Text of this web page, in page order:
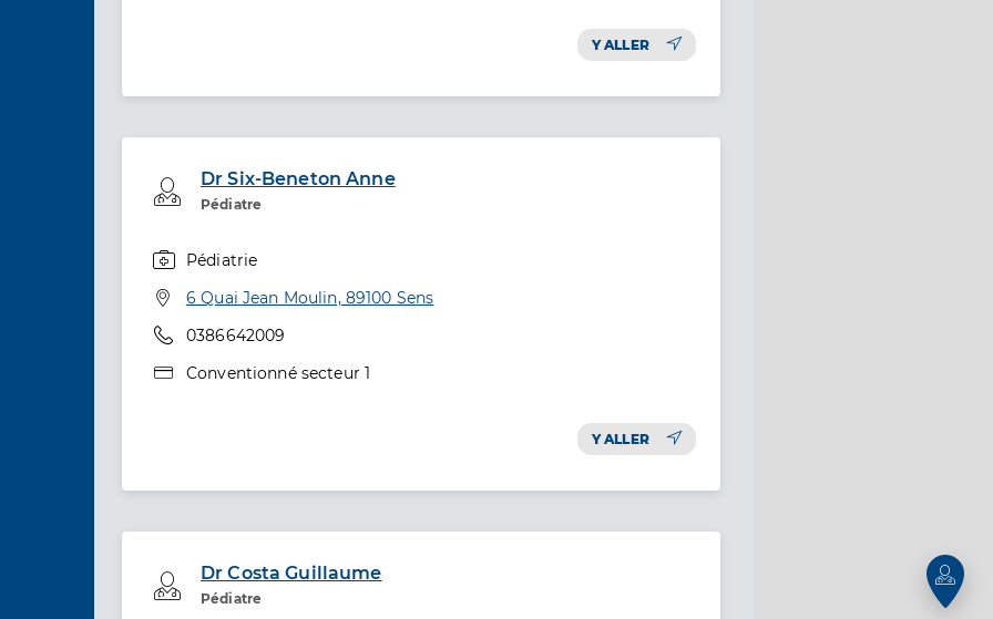
Y ALLER
Dr Six-Beneton Anne
Pédiatre
Professionel de santé
Pédiatrie
Adresse
6 Quai Jean Moulin, 89100 Sens
Téléphone
0386642009
Type de convention
Conventionné secteur 1
Y ALLER
Dr Costa Guillaume
Pédiatre
Professionel de santé